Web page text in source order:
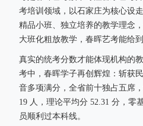
考培训领域，以石家庄为核心设
精品小班、独立培养的教学理念
大班化粗放教学，春晖艺考能给
真实的统考分数才能体现机构的
考中，春晖学子再创辉煌：斩获
音多项满分，全省前十独占五席
19 人，理论平均分 52.31 分，零
员顺利过本科线。